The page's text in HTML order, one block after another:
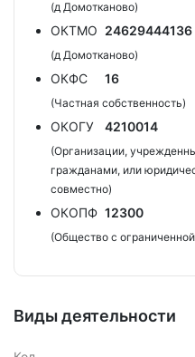
(д Домотканово)
ОКТМО 24629444136
(д Домотканово)
ОКФС 16
(Частная собственность)
ОКОГУ 4210014
(Организации,
гражданами, или
совместно)
ОКОПФ 12300
(Общество с
Виды деятельности